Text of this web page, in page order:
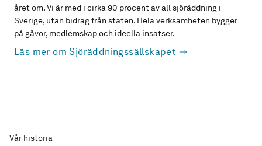
året om. Vi är med i cirka 90 procent av all sjöräddning i
Sverige, utan bidrag från staten. Hela verksamheten bygger
på gåvor, medlemskap och ideella insatser.
Läs mer om Sjöräddningssällskapet
Vår historia